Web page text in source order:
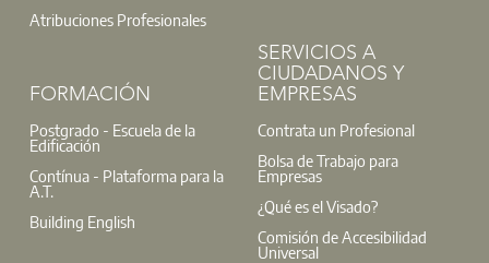
Atribuciones Profesionales
FORMACIÓN
Postgrado - Escuela de la
Edificación
Contínua - Plataforma para la
A.T.
Building English
SERVICIOS A
CIUDADANOS Y
EMPRESAS
Contrata un Profesional
Bolsa de Trabajo para
Empresas
¿Qué es el Visado?
Comisión de Accesibilidad
Universal